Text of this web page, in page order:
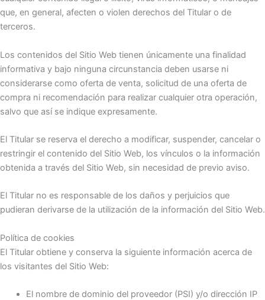
que, en general, afecten o violen derechos del Titular o de
terceros.
Los contenidos del Sitio Web tienen únicamente una finalidad
informativa y bajo ninguna circunstancia deben usarse ni
considerarse como oferta de venta, solicitud de una oferta de
compra ni recomendación para realizar cualquier otra operación,
salvo que así se indique expresamente.
El Titular se reserva el derecho a modificar, suspender, cancelar o
restringir el contenido del Sitio Web, los vínculos o la información
obtenida a través del Sitio Web, sin necesidad de previo aviso.
El Titular no es responsable de los daños y perjuicios que
pudieran derivarse de la utilización de la información del Sitio Web.
Política de cookies
El Titular obtiene y conserva la siguiente información acerca de
los visitantes del Sitio Web:
El nombre de dominio del proveedor (PSI) y/o dirección IP